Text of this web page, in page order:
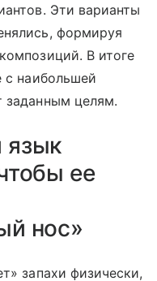
Эти варианты
формируя
В итоге
с наибольшей
заданным целям.
ее
нос»
запахи физически,